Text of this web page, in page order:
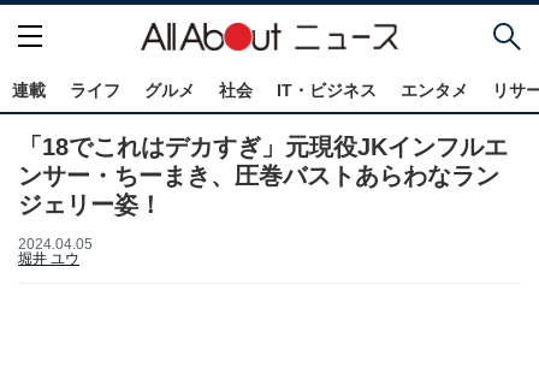
連載 ライフ グルメ 社会 IT・ビジネス エンタメ リサ
「18でこれはデカすぎ」元現役JKインフルエ
ンサー・ちーまき、圧巻バストあらわなラン
ジェリー姿！
2024.04.05
堀井 ユウ